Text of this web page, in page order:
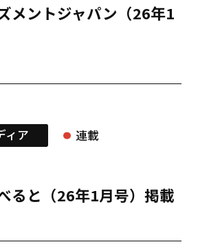
メントジャパン（26年1
ィア 連載
ると（26年1月号）掲載